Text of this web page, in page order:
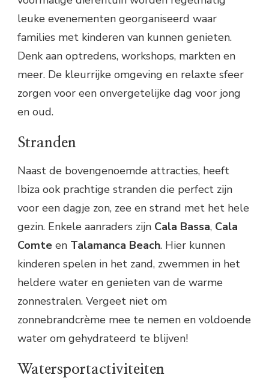
leuke evenementen georganiseerd waar
families met kinderen van kunnen genieten.
Denk aan optredens, workshops, markten en
meer. De kleurrijke omgeving en relaxte sfeer
zorgen voor een onvergetelijke dag voor jong
en oud.
Stranden
Naast de bovengenoemde attracties, heeft
Ibiza ook prachtige stranden die perfect zijn
voor een dagje zon, zee en strand met het hele
gezin. Enkele aanraders zijn Cala Bassa, Cala
Comte en Talamanca Beach. Hier kunnen
kinderen spelen in het zand, zwemmen in het
heldere water en genieten van de warme
zonnestralen. Vergeet niet om
zonnebrandcrème mee te nemen en voldoende
water om gehydrateerd te blijven!
Watersportactiviteiten